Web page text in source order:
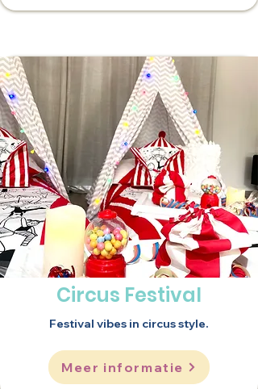
Circus Festival
Festival vibes in circus style.
Meer informatie